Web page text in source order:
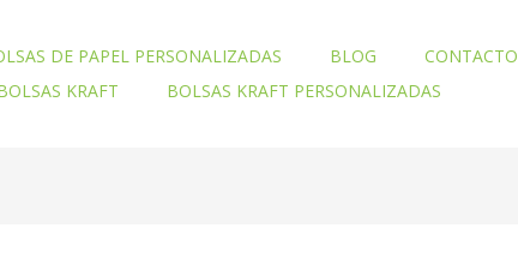
DE PAPEL PERSONALIZADAS BLOG CONTACTO
KRAFT BOLSAS KRAFT PERSONALIZADAS